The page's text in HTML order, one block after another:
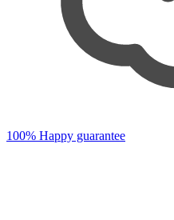
100% Happy guarantee